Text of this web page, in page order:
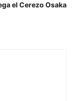
el Cerezo Osaka